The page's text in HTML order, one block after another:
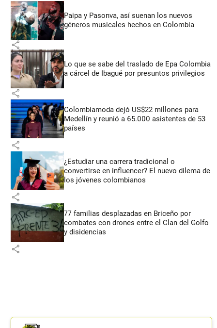
Paipa y Pasonva, así suenan los nuevos
géneros musicales hechos en Colombia
share
Lo que se sabe del traslado de Epa Colombia
a cárcel de Ibagué por presuntos privilegios
share
Colombiamoda dejó US$22 millones para
Medellín y reunió a 65.000 asistentes de 53
países
share
¿Estudiar una carrera tradicional o
convertirse en influencer? El nuevo dilema de
los jóvenes colombianos
share
77 familias desplazadas en Briceño por
combates con drones entre el Clan del Golfo
y disidencias
share